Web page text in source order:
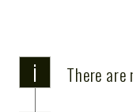
i There are